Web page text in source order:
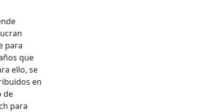
para
que
ello, se
en
de
para